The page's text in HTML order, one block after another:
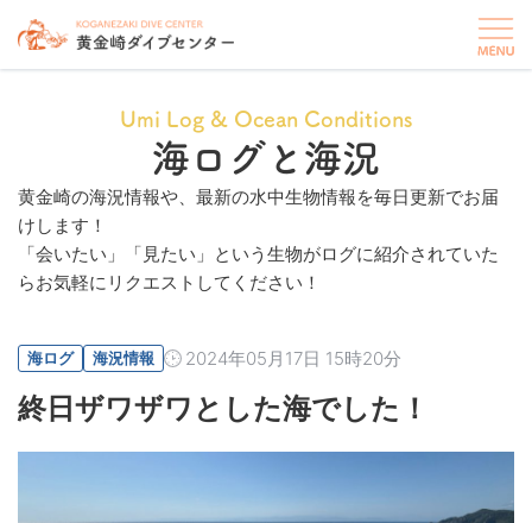
Umi Log & Ocean Conditions
海ログと海況
黄金崎の海況情報や、最新の水中生物情報を毎日更新でお届
けします！
「会いたい」「見たい」という生物がログに紹介されていた
らお気軽にリクエストしてください！
海ログ 海況情報 2024年05月17日 15時20分
終日ザワザワとした海でした！